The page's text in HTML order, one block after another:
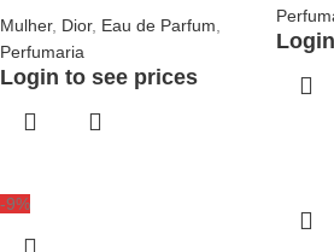
Mulher, Dior, Eau de Parfum
Perfumaria
Login to see prices
-9%